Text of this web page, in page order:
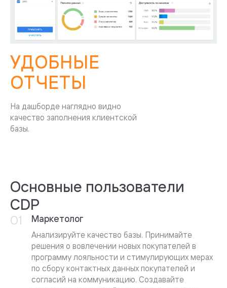
УДОБНЫЕ
ОТЧЕТЫ
На дашборде наглядно видно
качество заполнения клиентской
базы.
Основные пользователи
CDP
Маркетолог
Анализируйте качество базы. Принимайте
решения о вовлечении новых покупателей в
программу лояльности и стимулирующих мерах
по сбору контактных данных покупателей и
согласий на коммуникацию. Создавайте